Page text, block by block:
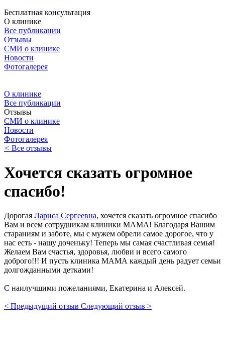
Бесплатная консультация
О клинике
Все публикации
Отзывы
СМИ о клинике
Новости
Фотогалерея
О клинике
Все публикации
Отзывы
СМИ о клинике
Новости
Фотогалерея
< Все отзывы
Хочется сказать огромное
спасибо!
Дорогая Лариса Сергеевна, хочется сказать огромное спасибо
Вам и всем сотрудникам клиники МАМА! Благодаря Вашим
стараниям и заботе, мы с мужем обрели самое дорогое, что у
нас есть - нашу доченьку! Теперь мы самая счастливая семья!
Желаем Вам счастья, здоровья, любви и всего самого
доброго!!! И пусть клиника МАМА каждый день радует семьи
долгожданными детками!
С наилучшими пожеланиями, Екатерина и Алексей.
< Предыдущий отзыв Следующий отзыв >